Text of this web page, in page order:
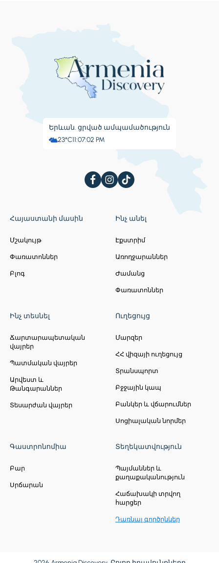
Երևան. ցրված ամպամածություն
23°C11:07:03 PM
Հայաստանի մասին
Մշակույթ
Փառատոններ
Բլոգ
Ինչ անել
Էքստրիմ
Առողջարաններ
Ժամանց
Փառատոններ
Ինչ տեսնել
Ճարտարապետական
վայրեր
Պատմական վայրեր
Արվեստ և
Թանգարաններ
Տեսարժան վայրեր
Ուղեցույց
Մարզեր
ՀՀ վիզայի ուղեցույց
Տրանսպորտ
Բջջային կապ
Բանկեր և վճարումներ
Սոցիալական նորմեր
Գաստրոնոմիա
Բար
Սրճարան
Տեղեկատվություն
Պայմաններ և
քաղաքականություն
Հաճախակի տրվող
հարցեր
Դառնալ գործընկեր